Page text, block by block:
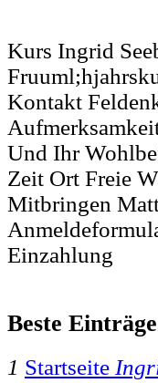
Kurs Ingrid
Kontakt
Und Ihr
Zeit Ort Freie
Mitbringen
Einzahlung
Beste
1 Startseite